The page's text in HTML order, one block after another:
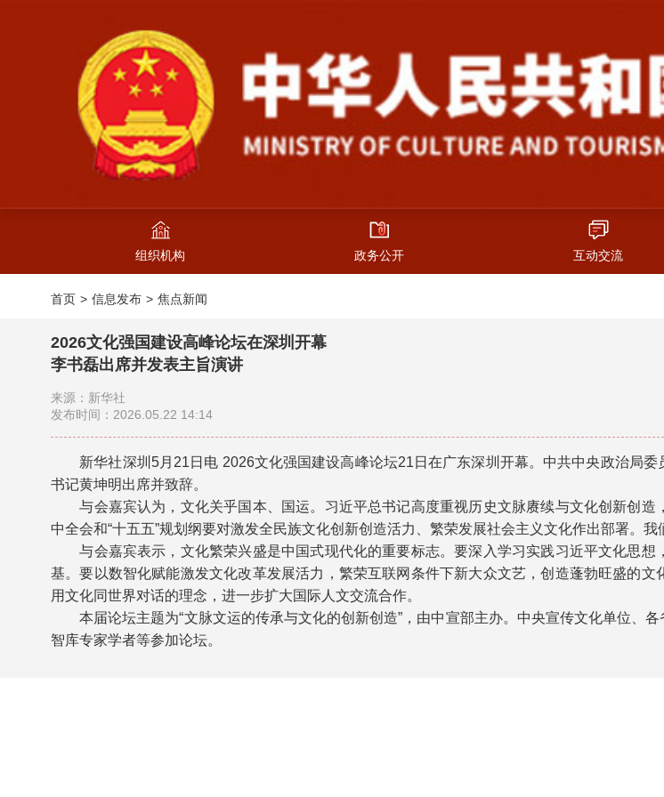
组织机构 政务公开 互动交流
首页 信息发布 焦点新闻
2026文化强国建设高峰论坛在深圳开幕
李书磊出席并发表主旨演讲
来源：新华社
发布时间：2026.05.22 14:14
新华社深圳5月21日电 2026文化强国建设高峰论坛21日在广东深圳开幕。中共中央政治局委
书记黄坤明出席并致辞。
与会嘉宾认为，文化关乎国本、国运。习近平总书记高度重视历史文脉赓续与文化创新创造
中全会和“十五五”规划纲要对激发全民族文化创新创造活力、繁荣发展社会主义文化作出部署。我
与会嘉宾表示，文化繁荣兴盛是中国式现代化的重要标志。要深入学习实践习近平文化思想
基。要以数智化赋能激发文化改革发展活力，繁荣互联网条件下新大众文艺，创造蓬勃旺盛的
用文化同世界对话的理念，进一步扩大国际人文交流合作。
本届论坛主题为“文脉文运的传承与文化的创新创造”，由中宣部主办。中央宣传文化单位、
智库专家学者等参加论坛。